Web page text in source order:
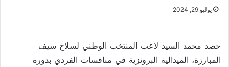
يوليو 29, 2024
حصد محمد السيد لاعب المنتخب الوطني لسلاح سيف
المبارزة، الميدالية البرونزية في منافسات الفردي بدورة